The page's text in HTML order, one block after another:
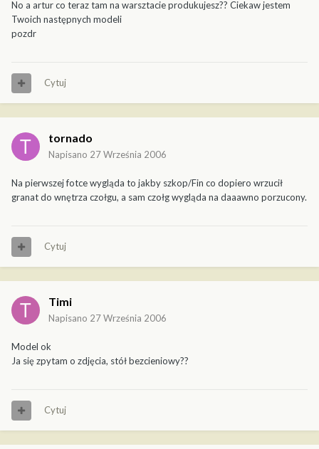
No a artur co teraz tam na warsztacie produkujesz?? Ciekaw jestem
Twoich następnych modeli
pozdr
Cytuj
tornado
Napisano 27 Września 2006
Na pierwszej fotce wygląda to jakby szkop/Fin co dopiero wrzucił
granat do wnętrza czołgu, a sam czołg wygląda na daaawno porzucony.
Cytuj
Timi
Napisano 27 Września 2006
Model ok
Ja się zpytam o zdjęcia, stół bezcieniowy??
Cytuj